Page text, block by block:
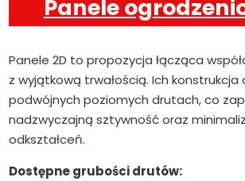
Panele
Panele 2D to propozycja łącząca
z wyjątkową trwałością. Ich konstrukcja
podwójnych poziomych drutach, co
nadzwyczajną sztywność oraz
odkształceń.
Dostępne grubości drutów: